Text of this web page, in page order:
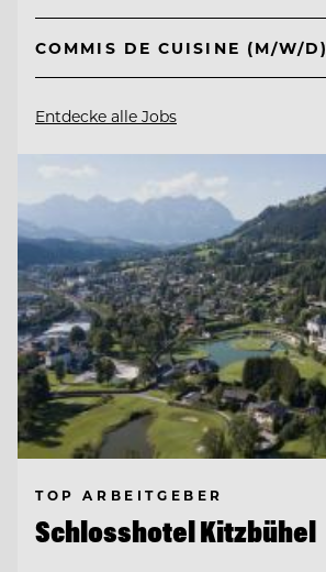
COMMIS DE CUISINE (M/W/D)
Entdecke alle Jobs
TOP ARBEITGEBER
Schlosshotel Kitzbühel